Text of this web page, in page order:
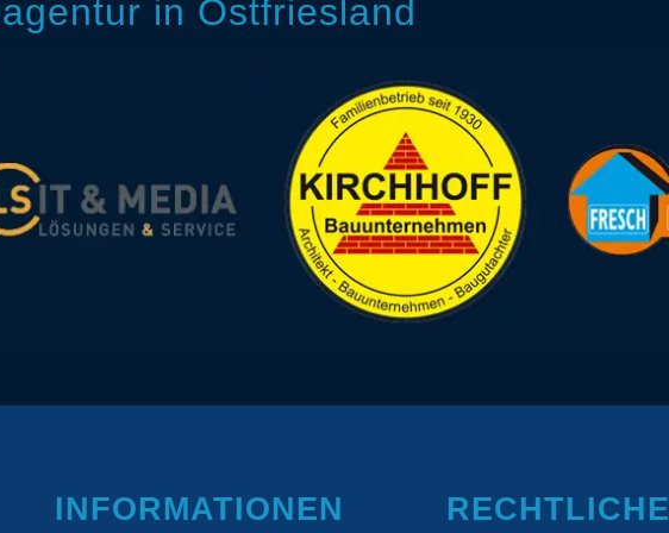
in Ostfriesland
INFORMATIONEN